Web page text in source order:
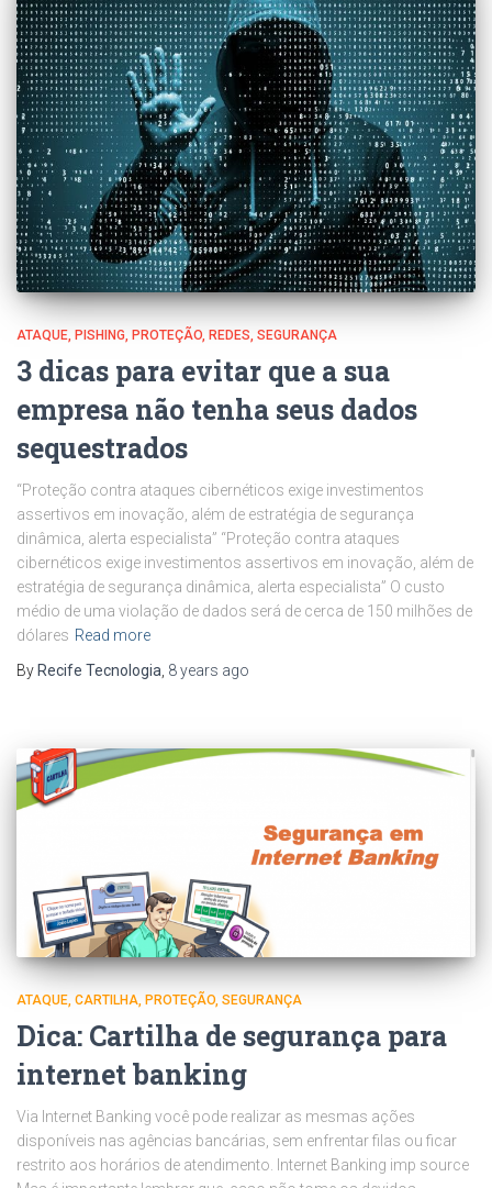
ATAQUE PISHING PROTEÇÃO REDES SEGURANÇA
3 dicas para evitar que a sua
empresa não tenha seus dados
sequestrados
“Proteção contra ataques cibernéticos exige investimentos
assertivos em inovação, além de estratégia de segurança
dinâmica, alerta especialista” “Proteção contra ataques
cibernéticos exige investimentos assertivos em inovação, além de
estratégia de segurança dinâmica, alerta especialista” O custo
médio de uma violação de dados será de cerca de 150 milhões de
dólares Read more
By Recife Tecnologia 8 years ago
ATAQUE CARTILHA PROTEÇÃO SEGURANÇA
Dica: Cartilha de segurança para
internet banking
Via Internet Banking você pode realizar as mesmas ações
disponíveis nas agências bancárias, sem enfrentar filas ou ficar
restrito aos horários de atendimento. Internet Banking imp source